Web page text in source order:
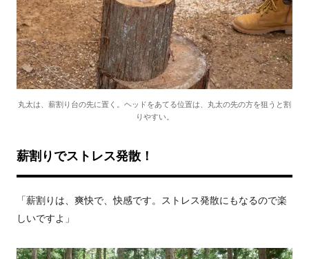
丸太は、薪割り台の先に置く。ヘッドをあてる位置は、丸太の先の方を狙うと割
りやすい。
薪割りでストレス発散！
「薪割りは、爽快で、快感です。ストレス発散にもなるので楽
しいですよ」